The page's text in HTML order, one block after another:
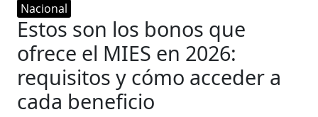
Nacional
Estos son los bonos que
ofrece el MIES en 2026:
requisitos y cómo acceder a
cada beneficio